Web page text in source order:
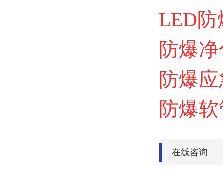
LED防
防爆
防爆
防爆
在线咨询